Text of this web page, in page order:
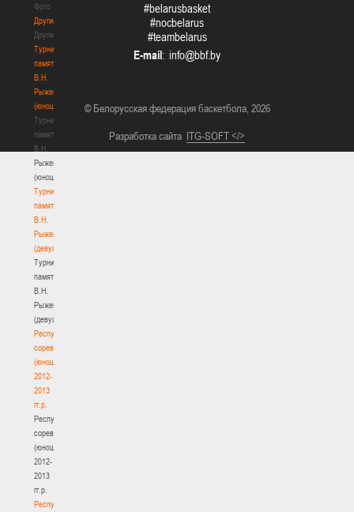
Фото
Другие
Другие
Турнир
памяти
В.Н.
Рыженкова
(юноши)
Турнир
памяти
В.Н.
Рыженкова
(юноши)
Турнир
памяти
В.Н.
Рыженкова
(девушки)
Турнир
памяти
В.Н.
Рыженкова
(девушки)
Республиканские
соревнования
(юноши)
2012-
2013
гг.р.
Республиканские
соревнования
(юноши)
2012-
2013
гг.р.
Республиканские
#belarusbasket
#nocbelarus
#teambelarus
E-mail:
© Белорусская федерация баскетбола, 2026
Разработка сайта ITG-SOFT </>